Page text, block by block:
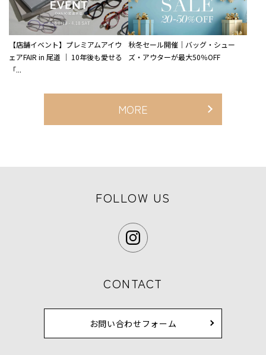
【店舗イベント】プレミアムアイウ
ェアFAIR in 尾道 ｜ 10年後も愛せる
「...
秋冬セール開催｜バッグ・シュー
ズ・アウターが最大50％OFF
MORE
FOLLOW US
CONTACT
お問い合わせフォーム